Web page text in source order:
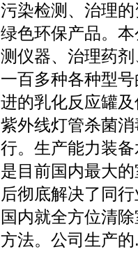
污染检测、治理
绿色环保产品。
测仪器、治理药
一百多种各种型
进的乳化反应罐
紫外线灯管杀菌
行。生产能力装
是目前国内最大
后彻底解决了同
国内就全方位清
方法。公司生产